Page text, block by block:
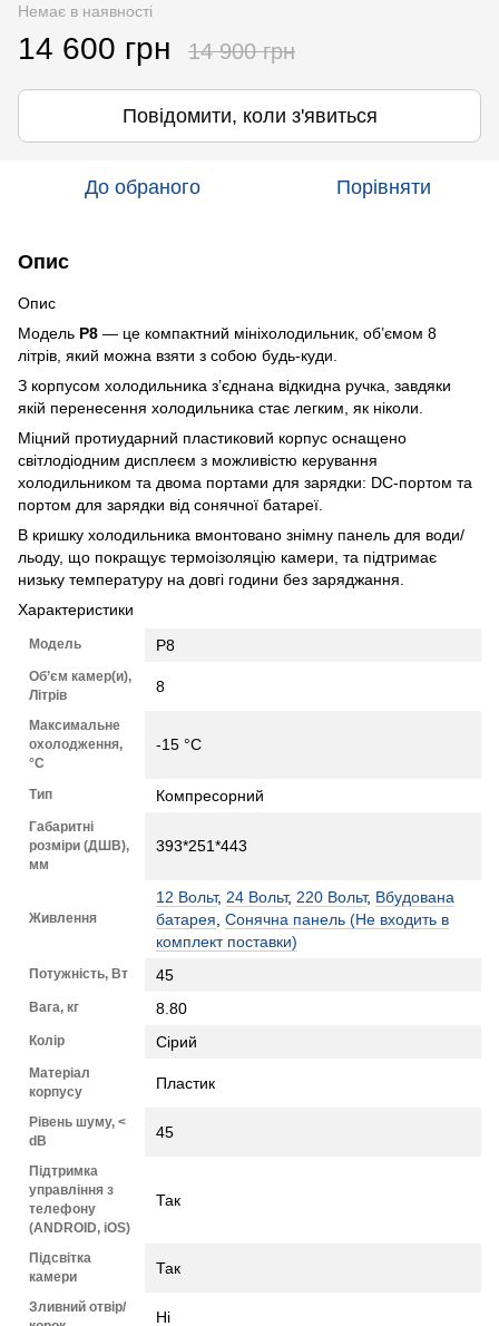
Немає в наявності
14 600 грн 14 900 грн
Повідомити, коли з'явиться
До обраного Порівняти
Опис
Опис
Модель P8 — це компактний мініхолодильник, об’ємом 8
літрів, який можна взяти з собою будь-куди.
З корпусом холодильника з’єднана відкидна ручка, завдяки
якій перенесення холодильника стає легким, як ніколи.
Міцний протиударний пластиковий корпус оснащено
світлодіодним дисплеєм з можливістю керування
холодильником та двома портами для зарядки: DC-портом та
портом для зарядки від сонячної батареї.
В кришку холодильника вмонтовано знімну панель для води/
льоду, що покращує термоізоляцію камери, та підтримає
низьку температуру на довгі години без заряджання.
Характеристики
Модель P8
Об’єм камер(и),
Літрів
8
Максимальне
охолодження,
°C
-15 °C
Тип Компресорний
Габаритні
розміри (ДШВ),
мм
393*251*443
Живлення
12 Вольт, 24 Вольт, 220 Вольт, Вбудована
батарея Сонячна панель (Не входить в
комплект поставки)
Потужність, Вт 45
Вага, кг 8.80
Колір Сірий
Матеріал
корпусу
Пластик
Рівень шуму, <
dB
45
Підтримка
управління з
телефону
(ANDROID, iOS)
Так
Підсвітка
камери
Так
Зливний отвір/
Ні